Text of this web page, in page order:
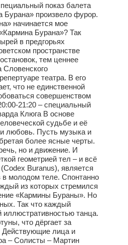
показ балета
произвело фурор.
начинается мое
Бурана»? Так
в предгорьях
пространстве
тем ценнее
Словенского
театра. В его
что не единственной
совершенством
21:20 – специальный
Клюга В основе
судьбе и её
любовь. Пусть музыка и
более ясные черты.
но и движение. И
геометрией тел – и всё
Buranus), является
молодом теле. Спонтанно
из которых стремился
«Кармины Бураны». Но
Так что каждый
танца.
что дёргает за
лица и
– Солисты – Мартин